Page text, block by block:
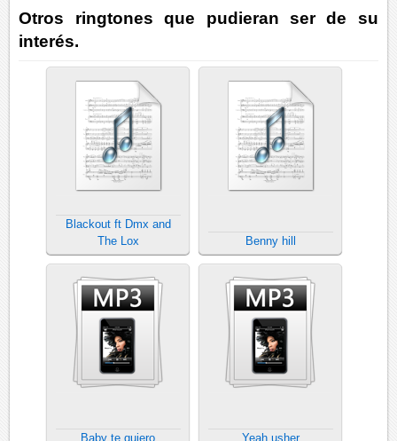
Otros ringtones que pudieran ser de su
interés.
Blackout ft Dmx and
The Lox
Benny hill
Baby te quiero Yeah usher